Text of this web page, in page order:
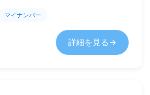
マイナンバー
詳細を見る